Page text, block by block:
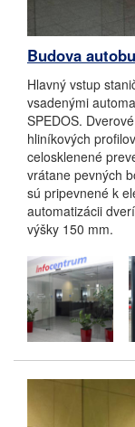
Budova
Hlavný vstup
vsadenými
SPEDOS.
hliníkových
celosklenené
vrátane pevných
sú pripevnené k
automatizácii
výšky 150 mm.